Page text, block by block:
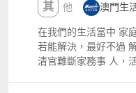
張白紙 能填上上億的
投進了大海 所以，投
的 不一定就是真實的
源：力報、攝圖網、
版權屬於原作者 編輯
教會該名學生某些知
本地男子中招後，司
血男子亦是被所謂女
rdquo;後，眼都不眨
不排除會有更多男士
其他
澳門生
在我們的生活當中 家
若能解決，最好不過
清官難斷家務事 人，